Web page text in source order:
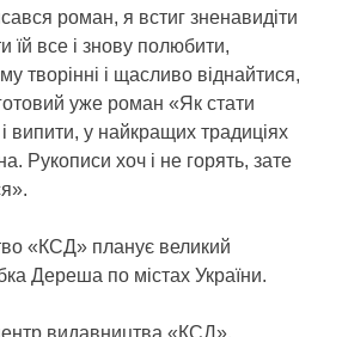
роман, я встиг зненавидіти
їй все і знову полюбити,
творінні і щасливо віднайтися,
уже роман «Як стати
випити, у найкращих традиціях
Рукописи хоч і не горять, зате
«КСД» планує великий
Дереша по містах України.
видавництва «КСД».